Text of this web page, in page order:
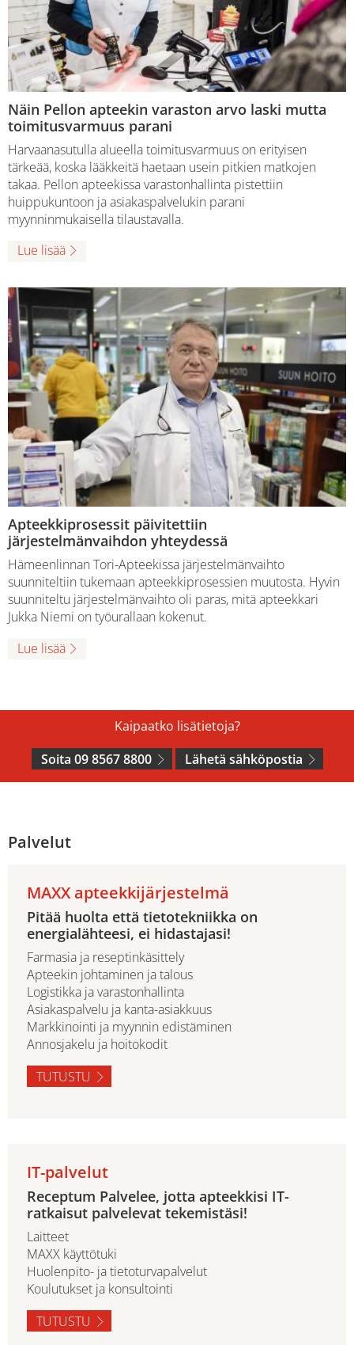
Näin Pellon apteekin varaston arvo laski mutta
toimitusvarmuus parani
Harvaanasutulla alueella toimitusvarmuus on erityisen
tärkeää, koska lääkkeitä haetaan usein pitkien matkojen
takaa. Pellon apteekissa varastonhallinta pistettiin
huippukuntoon ja asiakaspalvelukin parani
myynninmukaisella tilaustavalla.
Lue lisää
Apteekkiprosessit päivitettiin
järjestelmänvaihdon yhteydessä
Hämeenlinnan Tori-Apteekissa järjestelmänvaihto
suunniteltiin tukemaan apteekkiprosessien muutosta. Hyvin
suunniteltu järjestelmänvaihto oli paras, mitä apteekkari
Jukka Niemi on työurallaan kokenut.
Lue lisää
Kaipaatko lisätietoja?
Soita 09 8567 8800
Lähetä sähköpostia
Palvelut
MAXX apteekkijärjestelmä
Pitää huolta että tietotekniikka on
energialähteesi, ei hidastajasi!
Farmasia ja reseptinkäsittely
Apteekin johtaminen ja talous
Logistikka ja varastonhallinta
Asiakaspalvelu ja kanta-asiakkuus
Markkinointi ja myynnin edistäminen
Annosjakelu ja hoitokodit
TUTUSTU
IT-palvelut
Receptum Palvelee, jotta apteekkisi IT-
ratkaisut palvelevat tekemistäsi!
Laitteet
MAXX käyttötuki
Huolenpito- ja tietoturvapalvelut
Koulutukset ja konsultointi
TUTUSTU